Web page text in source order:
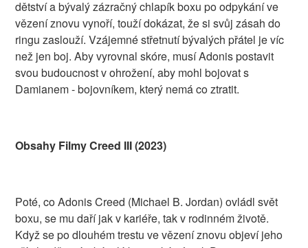
dětství a bývalý zázračný chlapík boxu po odpykání ve
vězení znovu vynoří, touží dokázat, že si svůj zásah do
ringu zaslouží. Vzájemné střetnutí bývalých přátel je víc
než jen boj. Aby vyrovnal skóre, musí Adonis postavit
svou budoucnost v ohrožení, aby mohl bojovat s
Damianem - bojovníkem, který nemá co ztratit.
Obsahy Filmy Creed III (2023)
Poté, co Adonis Creed (Michael B. Jordan) ovládl svět
boxu, se mu daří jak v kariéře, tak v rodinném životě.
Když se po dlouhém trestu ve vězení znovu objeví jeho